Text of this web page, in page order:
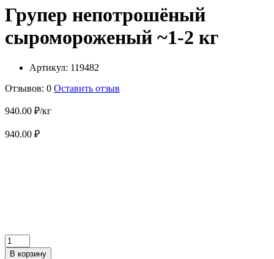
Групер непотрошёный
сыромороженый ~1-2 кг
Артикул: 119482
Отзывов: 0 Оставить отзыв
940.00 ₽/кг
940.00 ₽
В корзину